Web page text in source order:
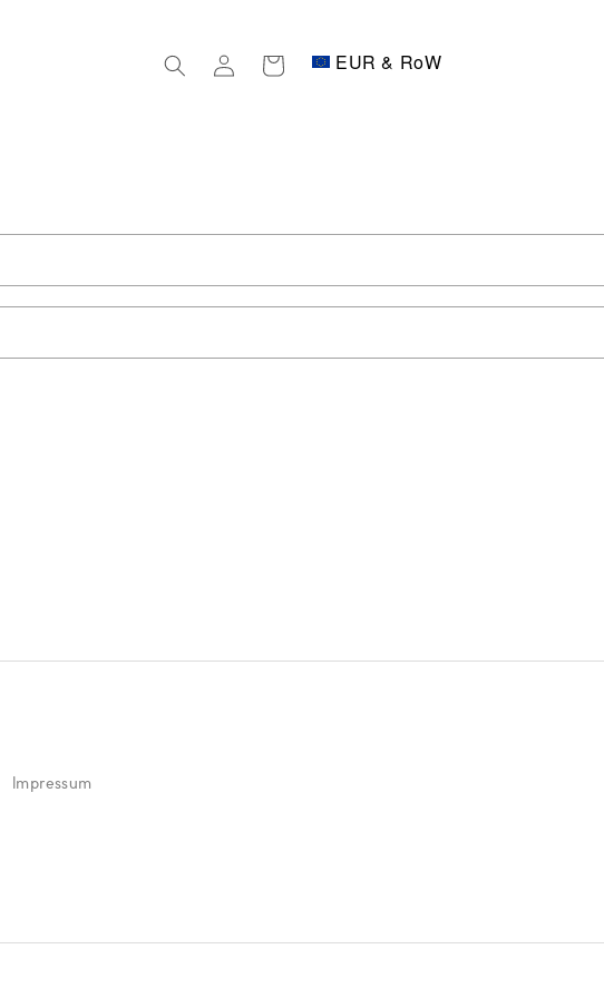
ConnexionPanier EUR & RoW
Impressum